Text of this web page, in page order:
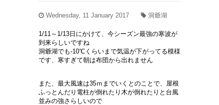
Wednesday, 11 January 2017 洞爺湖
1/11～1/13日にかけて、今シーズン最強の寒波が
到来らしいですね
洞爺湖でも-10℃くらいまで気温が下がってる模様
です、寒すぎて朝は布団から出れません
また、最大風速は35ｍまでいくとのことで、屋根
ふっとんだり電柱が倒れたり木が倒れたりと台風
並みの強さらしいので